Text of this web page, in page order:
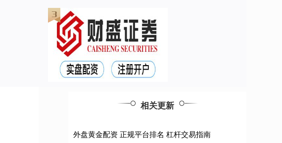
相关更新
外盘黄金配资 正规平台排名 杠杆交易指南